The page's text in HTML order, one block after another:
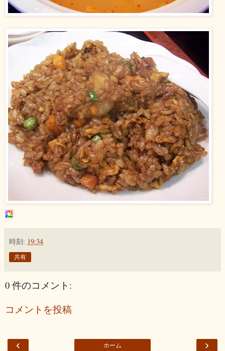
時刻: 19:34
共有
0 件のコメント:
コメントを投稿
‹ ›
ホーム